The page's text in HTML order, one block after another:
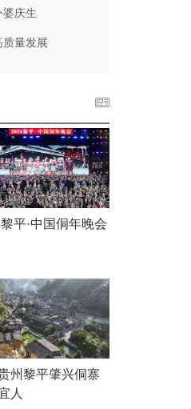
庆生
量发展
平·中国侗年晚会
州黎平肇兴侗寨
人